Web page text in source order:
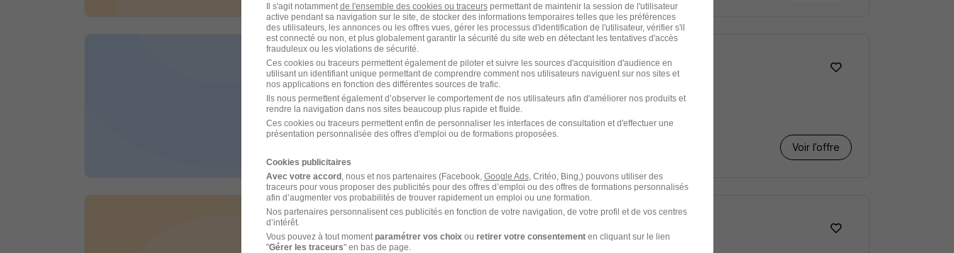
Assistant Comptable H/F
SR Recrutement Super recruteur
Lyon - 69 CDI 24 000 - 31 000 € / an Télétravail partiel
Voir l’offre
Assistant Comptable en Cabinet H/F
BINDPEOPLE Super recruteur
Il s'agit notamment de l'ensemble des cookies ou traceurspermettant de maintenir la session de l'utilisateur
active pendant sa navigation sur le site, de stocker des informations temporaires telles que les préférences
des utilisateurs, les annonces ou les offres vues, gérer les processus d'identification de l'utilisateur, vérifier s'il
est connecté ou non, et plus globalement garantir la sécurité du site web en détectant les tentatives d'accès
frauduleux ou les violations de sécurité.
Ces cookies ou traceurs permettent également de piloter et suivre les sources d'acquisition d'audience en
utilisant un identifiant unique permettant de comprendre comment nos utilisateurs naviguent sur nos sites et
nos applications en fonction des différentes sources de trafic.
Ils nous permettent également d’observer le comportement de nos utilisateurs afin d'améliorer nos produits et
rendre la navigation dans nos sites beaucoup plus rapide et fluide.
Ces cookies ou traceurs permettent enfin de personnaliser les interfaces de consultation et d'effectuer une
présentation personnalisée des offres d'emploi ou de formations proposées.
Cookies publicitaires
Avec votre accord, nous et nos partenaires (Facebook, Google Ads, Critéo, Bing,) pouvons utiliser des
traceurs pour vous proposer des publicités pour des offres d’emploi ou des offres de formations personnalisés
afin d’augmenter vos probabilités de trouver rapidement un emploi ou une formation.
Nos partenaires personnalisent ces publicités en fonction de votre navigation, de votre profil et de vos centres
d’intérêt.
Vous pouvez à tout moment paramétrer vos choix ou retirer votre consentementen cliquant sur le lien
"Gérer les traceurs" en bas de page.